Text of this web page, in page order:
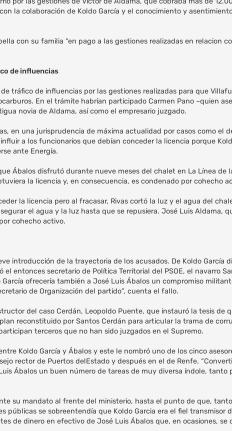
la colaboración de Koldo García y el conocimiento y
con su familia “en pago a las gestiones realizadas en relacion
de influencias
tráfico de influencias por las gestiones realizadas para que
En el trámite habrían participado Carmen Pano –quien
novia de Aldama, así como el empresario juzgado.
en una jurisprudencia de máxima actualidad por casos como el
a los funcionarios que debían conceder la licencia porque
ante Energía.
Ábalos disfrutó durante nueve meses del chalet en La Línea de
la licencia y, en consecuencia, es condenado por cohecho
la licencia pero al fracasar, Rivas cortó la luz y el agua del
el agua y la luz hasta que se repusiera. José Luis Aldama,
cohecho activo.
introducción de la trayectoria de los acusados. De Koldo García
entonces secretario de Política Territorial del PSOE, el navarro
ofrecería también a José Luis Ábalos un compromiso
de Organización del partido”, cuenta el fallo.
del caso Cerdán, Leopoldo Puente, que instauró la tesis de
reconstituido por Santos Cerdán para articular la trama de
terceros que no han sido juzgados en el Supremo.
Koldo García y Ábalos y este le nombró uno de los cinco
rector de Puertos delEstado y después en el de Renfe.
Ábalos un buen número de tareas de muy diversa índole, tanto
su mandato al frente del ministerio, hasta el punto de que,
públicas se sobreentendía que Koldo Garcia era el fiel transmisor
de dinero en efectivo de José Luis Ábalos que, en ocasiones,